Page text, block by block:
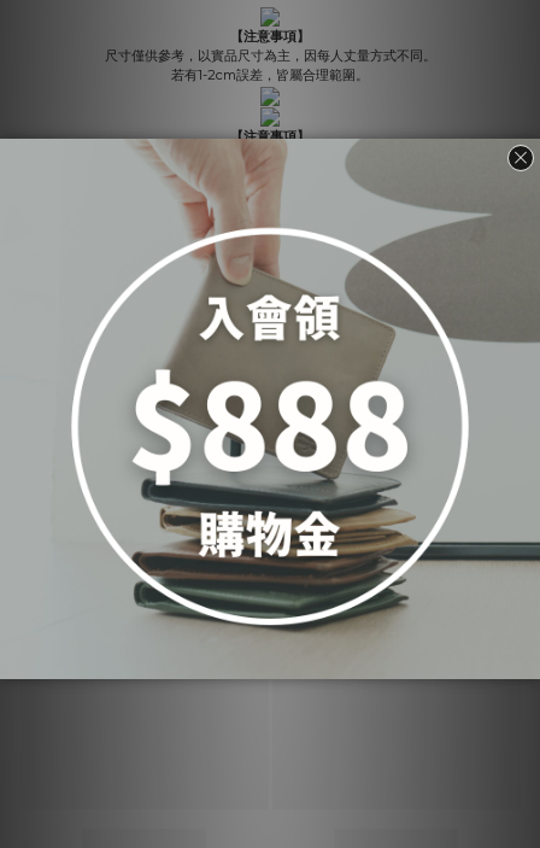
【注意事項】
尺寸僅供參考，以實品尺寸為主，因每人丈量方式不同。
若有1-2cm誤差，皆屬合理範圍。
【注意事項】
CALTAN全系列商品皆採用純牛皮製作，並做復古紋路特殊處理，故皆有皮革自然
生成之皺褶、皮斑、紋理、色澤不一等現象，此為天然皮革之正常特性及魅力，非
屬瑕疵範圍，敬請見諒。
▍附上禮物包裝，送禮超暖心
您可能喜歡...